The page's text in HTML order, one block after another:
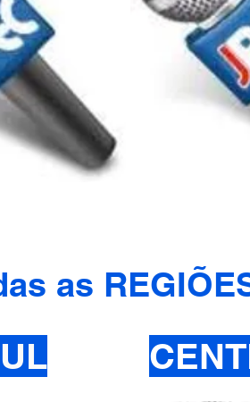
as